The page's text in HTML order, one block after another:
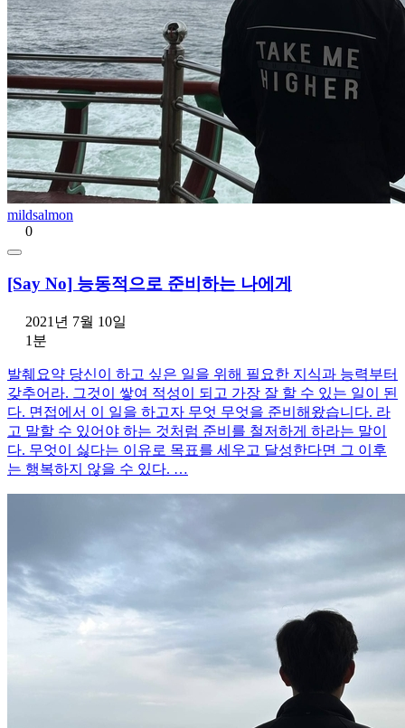
mildsalmon
0
[Say No] 능동적으로 준비하는 나에게
2021년 7월 10일
1분
발췌요약 당신이 하고 싶은 일을 위해 필요한 지식과 능력부터
갖추어라. 그것이 쌓여 적성이 되고 가장 잘 할 수 있는 일이 된
다. 면접에서 이 일을 하고자 무엇 무엇을 준비해왔습니다. 라
고 말할 수 있어야 하는 것처럼 준비를 철저하게 하라는 말이
다. 무엇이 싫다는 이유로 목표를 세우고 달성한다면 그 이후
는 행복하지 않을 수 있다. …